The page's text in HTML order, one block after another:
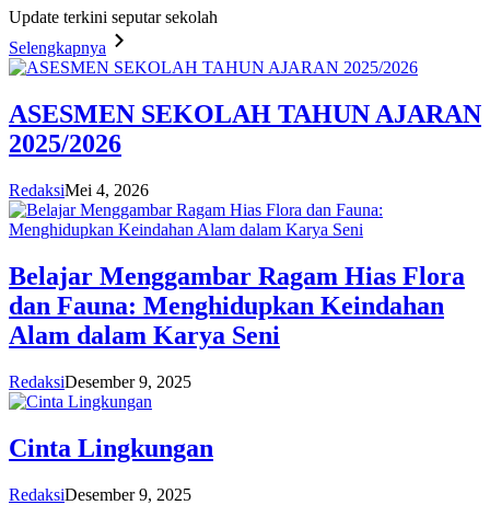
Update terkini seputar sekolah
Selengkapnya
ASESMEN SEKOLAH TAHUN AJARAN
2025/2026
RedaksiMei 4, 2026
Belajar Menggambar Ragam Hias Flora
dan Fauna: Menghidupkan Keindahan
Alam dalam Karya Seni
RedaksiDesember 9, 2025
Cinta Lingkungan
RedaksiDesember 9, 2025